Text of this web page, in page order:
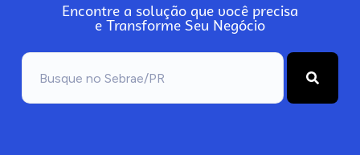
Encontre a solução que você precisa
e Transforme Seu Negócio